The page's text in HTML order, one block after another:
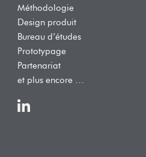
Méthodologie
Design produit
Bureau d’études
Prototypage
Partenariat
et plus encore …